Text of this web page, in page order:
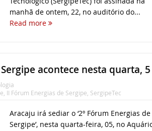
manhã de ontem, 22, no auditório do...
Read more
acontece nesta quarta, 5
II Fórum Energias de Sergipe SergipeTec
Aracaju irá sediar o ‘2º Fórum Energias de
Sergipe’, nesta quarta-feira, 05, no